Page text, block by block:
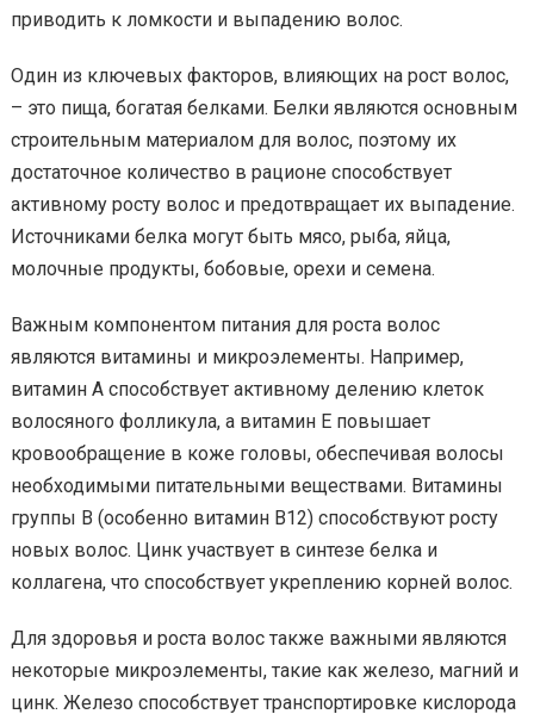
приводить к ломкости и выпадению волос.
Один из ключевых факторов, влияющих на рост волос,
– это пища, богатая белками. Белки являются основным
строительным материалом для волос, поэтому их
достаточное количество в рационе способствует
активному росту волос и предотвращает их выпадение.
Источниками белка могут быть мясо, рыба, яйца,
молочные продукты, бобовые, орехи и семена.
Важным компонентом питания для роста волос
являются витамины и микроэлементы. Например,
витамин А способствует активному делению клеток
волосяного фолликула, а витамин Е повышает
кровообращение в коже головы, обеспечивая волосы
необходимыми питательными веществами. Витамины
группы В (особенно витамин В12) способствуют росту
новых волос. Цинк участвует в синтезе белка и
коллагена, что способствует укреплению корней волос.
Для здоровья и роста волос также важными являются
некоторые микроэлементы, такие как железо, магний и
цинк. Железо способствует транспортировке кислорода